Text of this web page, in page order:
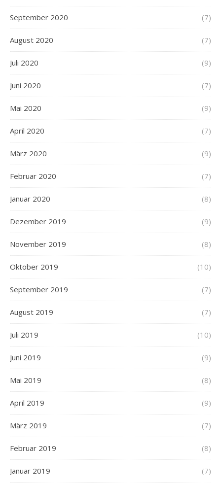
September 2020 (7)
August 2020 (7)
Juli 2020 (9)
Juni 2020 (7)
Mai 2020 (9)
April 2020 (7)
März 2020 (9)
Februar 2020 (7)
Januar 2020 (8)
Dezember 2019 (9)
November 2019 (8)
Oktober 2019 (10)
September 2019 (7)
August 2019 (7)
Juli 2019 (10)
Juni 2019 (9)
Mai 2019 (8)
April 2019 (9)
März 2019 (7)
Februar 2019 (8)
Januar 2019 (7)